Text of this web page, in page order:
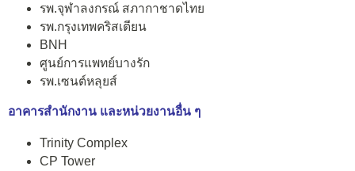
รพ.จุฬาลงกรณ์ สภากาชาดไทย
รพ.กรุงเทพคริสเตียน
BNH
ศูนย์การแพทย์บางรัก
รพ.เซนต์หลุยส์
อาคารสำนักงาน และหน่วยงานอื่น ๆ
Trinity Complex
CP Tower